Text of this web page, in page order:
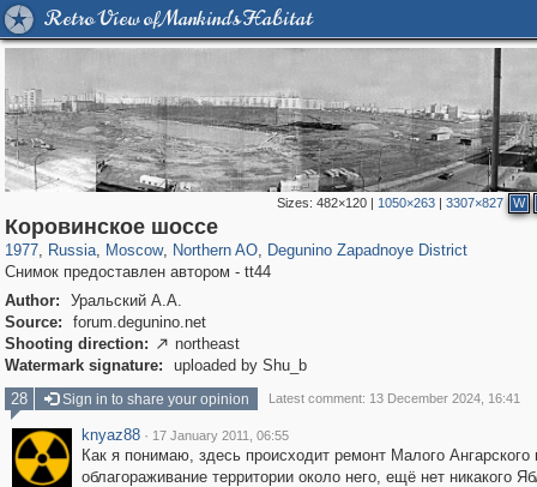
Retro View of Mankind's Habitat
Sizes:482×120 | 1050×263 |3307×827 W
Коровинское шоссе
1977, Russia
1,406,277 29,243
, Moscow
319,780 8,286
, Northern AO
22,533 598
, Degunino Zapadnoye District
Снимок предоставлен автором - tt44
Author:
Уральский А.А.
Source:
forum.degunino.net
Shooting direction:  northeast
Watermark signature:
uploaded by Shu_b
28
Sign in to share your opinion Latest comment: 13 December 2024, 16:41
knyaz88 · 17 January 2011, 06:55
Как я понимаю, здесь происходит ремонт Малого Ангарского
облагораживание территории около него, ещё нет никакого